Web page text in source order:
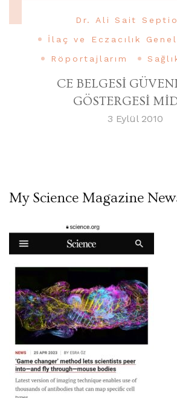
Dr. Ali Sait
İlaç ve Eczacılık
Röportajlarım
CE BELGESİ
GÖSTERGESİ
3 Eylül 2010
My Science Magazine